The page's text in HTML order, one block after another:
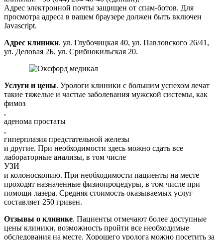
Адрес электронной почты защищен от спам-ботов. Для
просмотра адреса в вашем браузере должен быть включен
Javascript.
Адрес клиники. ул. Глубочицкая 40, ул. Павловского 26/41,
ул. Деловая 2Б, ул. Срибнокильская 20.
Услуги и цены. Урологи клиники с большим успехом лечат
такие тяжелые и частые заболевания мужской системы, как
фимоз
,
аденома простаты
,
гиперплазия предстательной железы
и другие. При необходимости здесь можно сдать все
лабораторные анализы, в том числе
УЗИ
и колоноскопию. При необходимости пациенты на месте
проходят назначенные физиопроцедуры, в том числе при
помощи лазера. Средняя стоимость оказываемых услуг
составляет 250 гривен.
Отзывы о клинике. Пациенты отмечают более доступные
цены клиники, возможность пройти все необходимые
обследования на месте. Хорошего уролога можно посетить за